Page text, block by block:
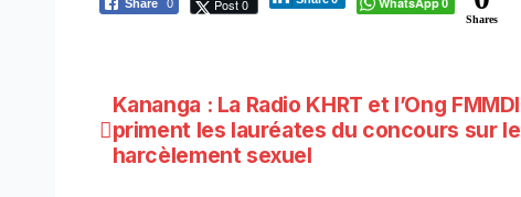
Share 0 Post 0 0
Shares
Navigation
de
Kananga : La Radio KHRT et l’Ong FMMDI
priment les lauréates du concours sur le
harcèlement sexuel